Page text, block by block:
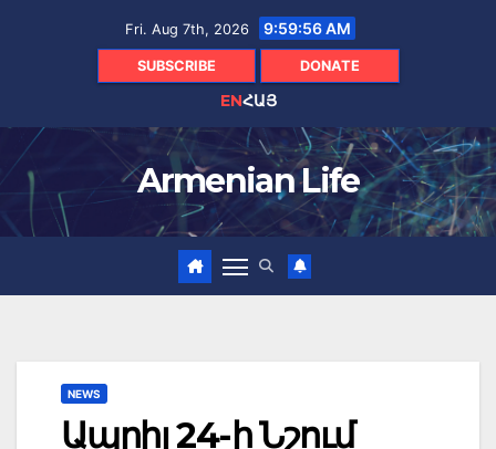
Fri. Aug 7th, 2026 9:59:57 AM
SUBSCRIBE DONATE
ENՀԱՅ
Armenian Life
NEWS
Ապրիլ 24-ի Նշում